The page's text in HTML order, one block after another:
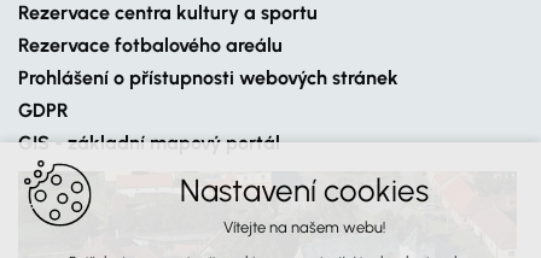
Rezervace centra kultury a sportu
Rezervace fotbalového areálu
Prohlášení o přístupnosti webových stránek
GDPR
GIS - základní mapový portál
Nastavení cookies
Vítejte na našem webu!